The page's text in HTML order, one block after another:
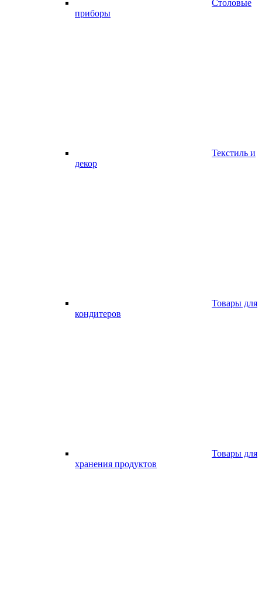
Столовые
приборы
Текстиль и
декор
Товары для
кондитеров
Товары для
хранения продуктов